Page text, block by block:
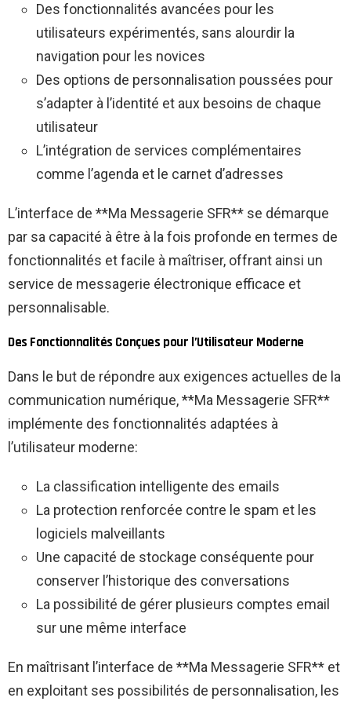
Des fonctionnalités avancées pour les
utilisateurs expérimentés, sans alourdir la
navigation pour les novices
Des options de personnalisation poussées pour
s’adapter à l’identité et aux besoins de chaque
utilisateur
L’intégration de services complémentaires
comme l’agenda et le carnet d’adresses
L’interface de **Ma Messagerie SFR** se démarque
par sa capacité à être à la fois profonde en termes de
fonctionnalités et facile à maîtriser, offrant ainsi un
service de messagerie électronique efficace et
personnalisable.
Des Fonctionnalités Conçues pour l’Utilisateur Moderne
Dans le but de répondre aux exigences actuelles de la
communication numérique, **Ma Messagerie SFR**
implémente des fonctionnalités adaptées à
l’utilisateur moderne:
La classification intelligente des emails
La protection renforcée contre le spam et les
logiciels malveillants
Une capacité de stockage conséquente pour
conserver l’historique des conversations
La possibilité de gérer plusieurs comptes email
sur une même interface
En maîtrisant l’interface de **Ma Messagerie SFR** et
en exploitant ses possibilités de personnalisation, les